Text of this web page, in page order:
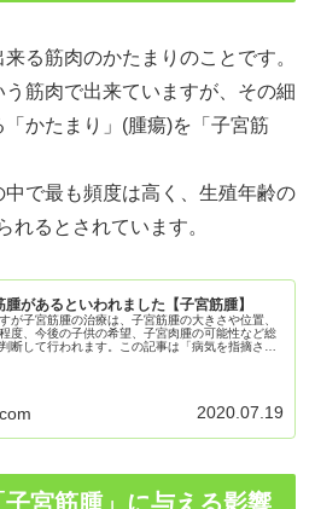
る筋肉のかたまりのことです。
筋肉で出来ていますが、その細
かたまり」(腫瘍)を「子宮筋
で最も頻度は高く、生殖年齢の
れるとされています。
腫があるといわれました【子宮筋腫】
が子宮筋腫の治療は、子宮筋腫の大きさや位置、
度、今後の子供の希望、子宮肉腫の可能性など総
断して行われます。この記事は「病気を指摘され
2020.07.19
子宮筋腫」に与える影響